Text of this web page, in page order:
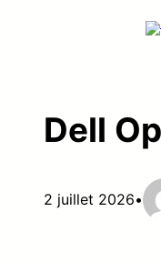
Dell
2 juillet 2026•